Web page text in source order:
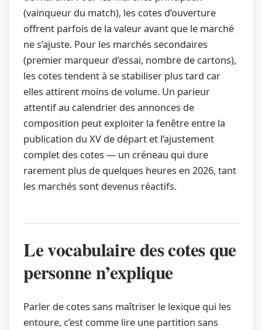
(vainqueur du match), les cotes d’ouverture
offrent parfois de la valeur avant que le marché
ne s’ajuste. Pour les marchés secondaires
(premier marqueur d’essai, nombre de cartons),
les cotes tendent à se stabiliser plus tard car
elles attirent moins de volume. Un parieur
attentif au calendrier des annonces de
composition peut exploiter la fenêtre entre la
publication du XV de départ et l’ajustement
complet des cotes — un créneau qui dure
rarement plus de quelques heures en 2026, tant
les marchés sont devenus réactifs.
Le vocabulaire des cotes que
personne n’explique
Parler de cotes sans maîtriser le lexique qui les
entoure, c’est comme lire une partition sans